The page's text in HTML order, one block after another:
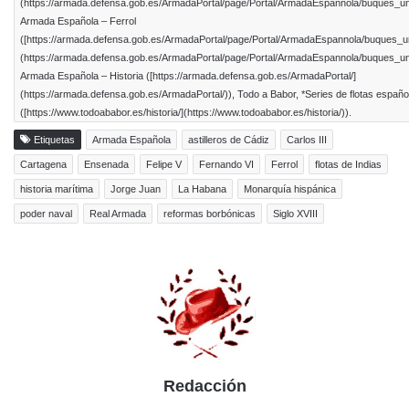
(https://armada.defensa.gob.es/ArmadaPortal/page/Portal/ArmadaEspannola/
Armada Española – Ferrol
([https://armada.defensa.gob.es/ArmadaPortal/page/Portal/ArmadaEspannola/
(https://armada.defensa.gob.es/ArmadaPortal/page/Portal/ArmadaEspannola/
Armada Española – Historia ([https://armada.defensa.gob.es/ArmadaPortal/]
(https://armada.defensa.gob.es/ArmadaPortal/)), Todo a Babor, *Series de flotas
([https://www.todoababor.es/historia/](https://www.todoababor.es/historia/)).
Etiquetas Armada Española astilleros de Cádiz Carlos III
Cartagena Ensenada Felipe V Fernando VI Ferrol flotas de Indias
historia marítima Jorge Juan La Habana Monarquía hispánica
poder naval Real Armada reformas borbónicas Siglo XVIII
Redacción